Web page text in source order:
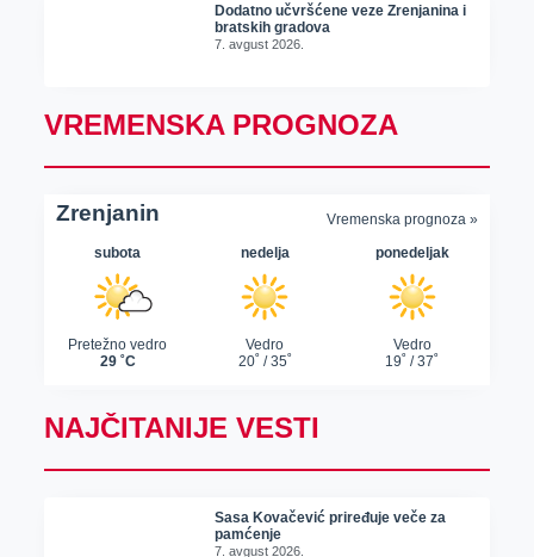
Dodatno učvršćene veze Zrenjanina i
bratskih gradova
7. avgust 2026.
VREMENSKA PROGNOZA
NAJČITANIJE VESTI
Sasa Kovačević priređuje veče za
pamćenje
7. avgust 2026.